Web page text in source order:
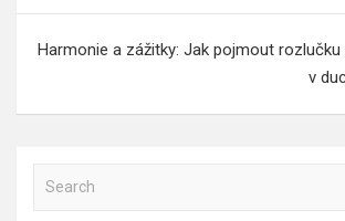
Harmonie a zážitky: Jak pojmout
v